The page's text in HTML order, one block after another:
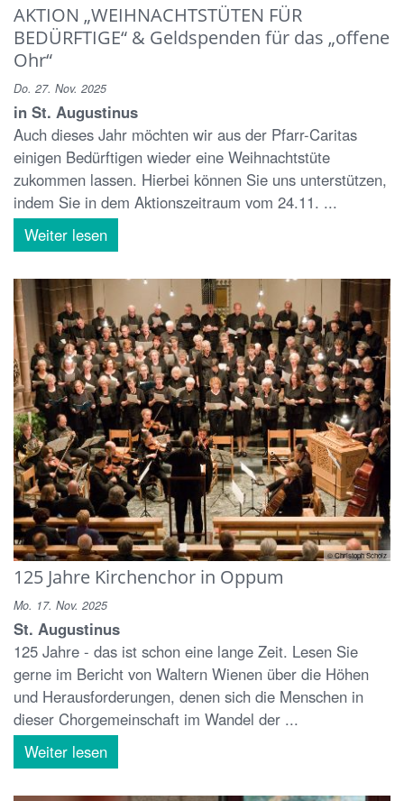
AKTION „WEIHNACHTSTÜTEN FÜR
BEDÜRFTIGE“ & Geldspenden für das „offene
Ohr“
Do. 27. Nov. 2025
in St. Augustinus
Auch dieses Jahr möchten wir aus der Pfarr-Caritas
einigen Bedürftigen wieder eine Weihnachtstüte
zukommen lassen. Hierbei können Sie uns unterstützen,
indem Sie in dem Aktionszeitraum vom 24.11. ...
Weiter lesen
© Christoph Scholz
125 Jahre Kirchenchor in Oppum
Mo. 17. Nov. 2025
St. Augustinus
125 Jahre - das ist schon eine lange Zeit. Lesen Sie
gerne im Bericht von Waltern Wienen über die Höhen
und Herausforderungen, denen sich die Menschen in
dieser Chorgemeinschaft im Wandel der ...
Weiter lesen